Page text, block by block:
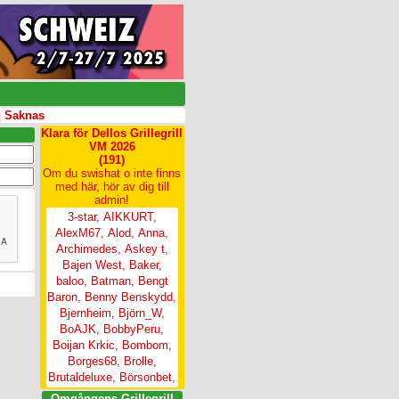
Klara för Dellos Grillegrill
VM 2026
(191)
Om du swishat o inte finns
med här, hör av dig till
admin!
3-star, AIKKURT,
AlexM67, Alod, Anna,
Archimedes, Askey t,
Bajen West, Baker,
baloo, Batman, Bengt
Baron, Benny Benskydd,
Bjernheim, Björn_W,
BoAJK, BobbyPeru,
Boijan Krkic, Bombom,
Borges68, Brolle,
Brutaldeluxe, Börsonbet,
Catnissen, Chomi13,